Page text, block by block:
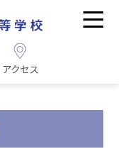
アクセス